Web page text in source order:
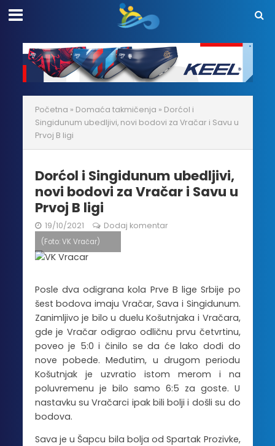
Početna » Domaća takmičenja » Dorćol i
Singidunum ubedljivi, novi bodovi za Vračar i Savu u
Prvoj B ligi
Dorćol i Singidunum ubedljivi,
novi bodovi za Vračar i Savu u
Prvoj B ligi
19/10/2021 Dodaj komentar
(Foto: VK Vračar)
Posle dva odigrana kola Prve B lige Srbije po
šest bodova imaju Vračar, Sava i Singidunum.
Zanimljivo je bilo u duelu Košutnjaka i Vračara,
gde je Vračar odigrao odličnu prvu četvrtinu,
poveo je 5:0 i činilo se da će lako dođi do
nove pobede. Međutim, u drugom periodu
Košutnjak je uzvratio istom merom i na
poluvremenu je bilo samo 6:5 za goste. U
nastavku su Vračarci ipak bili bolji i došli su do
bodova.
Sava je u Šapcu bila bolja od Spartak Prozivke,